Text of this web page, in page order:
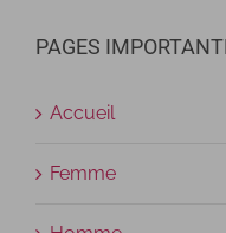
PAGES
Accueil
Femme